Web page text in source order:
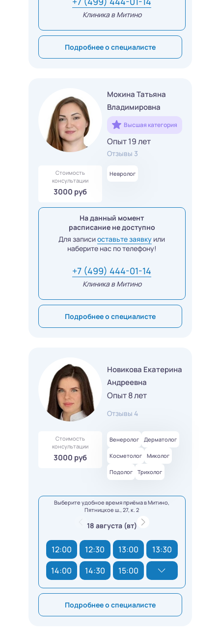
Клиника в Митино
Подробнее о специалисте
Мокина Татьяна
Владимировна
Высшая категория
Опыт 19 лет
Отзывы 3
Стоимость
консультации
3000 руб
Невролог
На данный момент
расписание не доступно
Для записиоставьте заявку или
наберите нас по телефону!
+7 (499) 444-01-14
Клиника в Митино
Подробнее о специалисте
Новикова Екатерина
Андреевна
Опыт 8 лет
Отзывы 4
Стоимость
консультации
3000 руб
Венеролог Дерматолог
Косметолог Миколог
Подолог Трихолог
Выберите удобное время приёма в Митино,
Пятницкое ш., 27, к. 2
18 августа (вт)
12:00 12:30 13:00
13:30
14:00
14:30 15:00
Подробнее о специалисте